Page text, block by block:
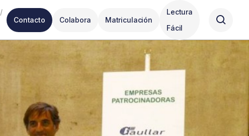
/
Contacto Colabora Matriculación
Lectura
Fácil